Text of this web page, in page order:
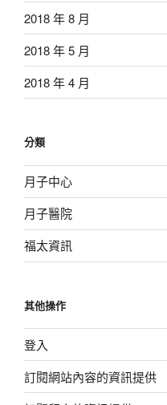
2018 年 8 月
2018 年 5 月
2018 年 4 月
分類
月子中心
月子醫院
福太資訊
其他操作
登入
訂閱網站內容的資訊提供